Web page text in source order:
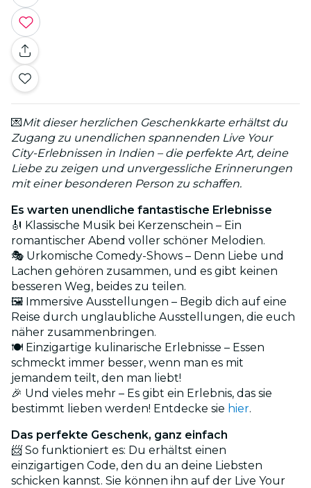
💌Mit dieser herzlichen Geschenkkarte erhältst du
Zugang zu unendlichen spannenden Live Your
City-Erlebnissen in Indien – die perfekte Art, deine
Liebe zu zeigen und unvergessliche Erinnerungen
mit einer besonderen Person zu schaffen.
Es warten unendliche fantastische Erlebnisse
🎻 Klassische Musik bei Kerzenschein – Ein
romantischer Abend voller schöner Melodien.
🎭 Urkomische Comedy-Shows – Denn Liebe und
Lachen gehören zusammen, und es gibt keinen
besseren Weg, beides zu teilen.
🖼️ Immersive Ausstellungen – Begib dich auf eine
Reise durch unglaubliche Ausstellungen, die euch
näher zusammenbringen.
🍽️ Einzigartige kulinarische Erlebnisse – Essen
schmeckt immer besser, wenn man es mit
jemandem teilt, den man liebt!
🎉 Und vieles mehr – Es gibt ein Erlebnis, das sie
bestimmt lieben werden! Entdecke sie hier.
Das perfekte Geschenk, ganz einfach
📨 So funktioniert es: Du erhältst einen
einzigartigen Code, den du an deine Liebsten
schicken kannst. Sie können ihn auf der Live Your